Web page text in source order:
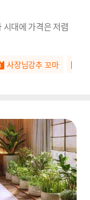
대에 가격은 저렴
사장님강추 꼬마